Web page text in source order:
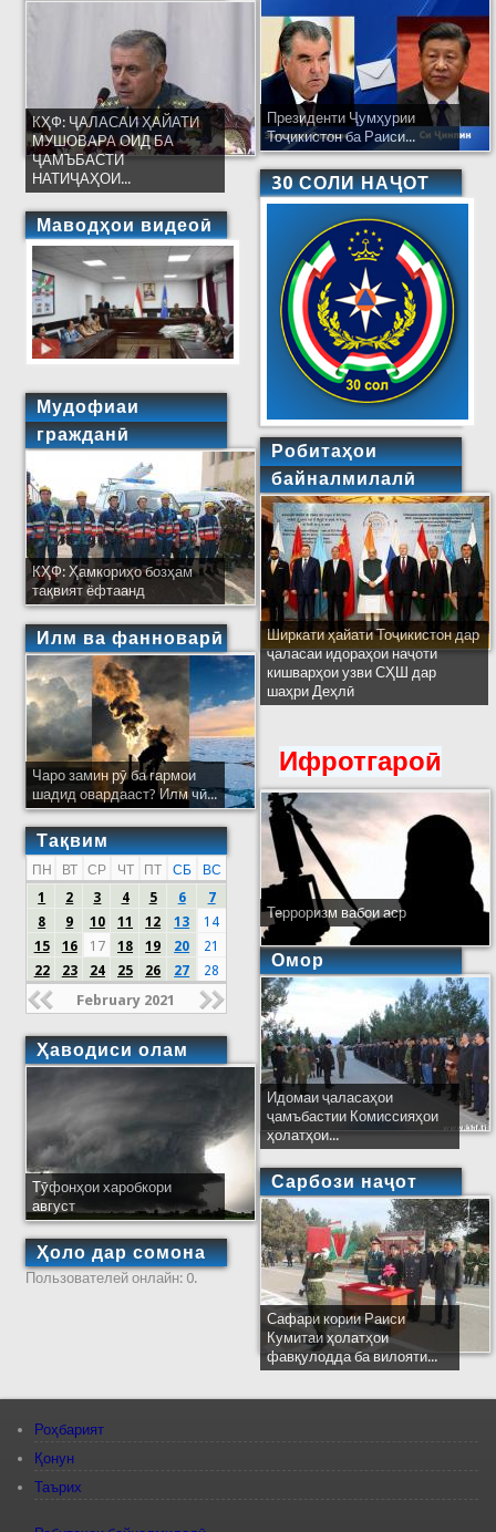
КҲФ: ҶАЛАСАИ ҲАЙАТИ
МУШОВАРА ОИД БА
ҶАМЪБАСТИ
НАТИҶАҲОИ...
Маводҳои видеоӣ
Мудофиаи
гражданӣ
КҲФ: Ҳамкориҳо бозҳам
тақвият ёфтаанд
Илм ва фанноварӣ
Чаро замин рӯ ба гармои
шадид овардааст? Илм чӣ...
Тақвим
ПН ВТ СР ЧТ ПТ СБ
ВС
1
2 3 4 5 6
7
8
9 10 11 12 13
14
15
16 17 18 19 20
21
22
23 24 25 26 27 28
February 2021
Ҳаводиси олам
Тӯфонҳои харобкори
август
Ҳоло дар сомона
Пользователей онлайн: 0.
Президенти Ҷумҳурии
Тоҷикистон ба Раиси...
30 СОЛИ НАҶОТ
Робитаҳои
байналмилалӣ
Ширкати ҳайати Тоҷикистон дар
ҷаласаи идораҳои наҷоти
кишварҳои узви СҲШ дар
шаҳри Деҳлӣ
Ифротгароӣ
Терроризм вабои аср
Омор
Идомаи ҷаласаҳои
ҷамъбастии Комиссияҳои
ҳолатҳои...
Сарбози наҷот
Сафари кории Раиси
Кумитаи ҳолатҳои
фавқулодда ба вилояти...
Роҳбарият
Қонун
Таърих